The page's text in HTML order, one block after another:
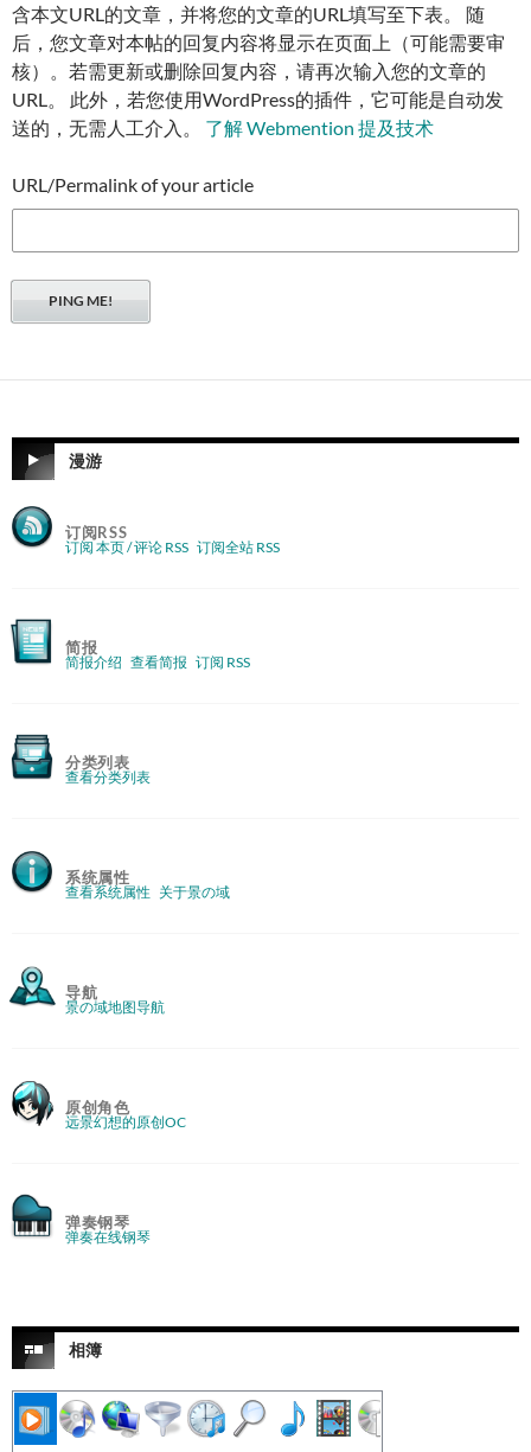
含本文URL的文章，并将您的文章的URL填写至下表。 随
后，您文章对本帖的回复内容将显示在页面上（可能需要审
核）。若需更新或删除回复内容，请再次输入您的文章的
URL。 此外，若您使用WordPress的插件，它可能是自动发
送的，无需人工介入。 了解 Webmention 提及技术
URL/Permalink of your article
漫游
订阅RSS
订阅 本页 / 评论 RSS 订阅全站 RSS
简报
简报介绍 查看简报 订阅 RSS
分类列表
查看分类列表
系统属性
查看系统属性 关于景の域
导航
景の域地图导航
原创角色
远景幻想的原创OC
弹奏钢琴
弹奏在线钢琴
相簿